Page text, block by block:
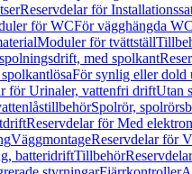
Reservdelar för
för WCFör vägghängda WC
Moduler för tvättställ
med spolkant
För synlig eller dold
för Urinaler, vattenfri driftUtan
Spolrör,
Reservdelar för Med
VäggmontageReservdelar för
batteridriftTillbehör